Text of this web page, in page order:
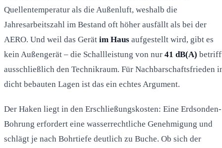
Quellentemperatur als die Außenluft, weshalb die
Jahresarbeitszahl im Bestand oft höher ausfällt als bei der
AERO. Und weil das Gerät im Haus aufgestellt wird, gibt es
kein Außengerät – die Schallleistung von nur 41 dB(A)
ausschließlich den Technikraum. Für Nachbarschaftsfrieden
dicht bebauten Lagen ist das ein echtes Argument.
Der Haken liegt in den Erschließungskosten: Eine Erdsonden-
Bohrung erfordert eine wasserrechtliche Genehmigung und
schlägt je nach Bohrtiefe deutlich zu Buche. Ob sich der